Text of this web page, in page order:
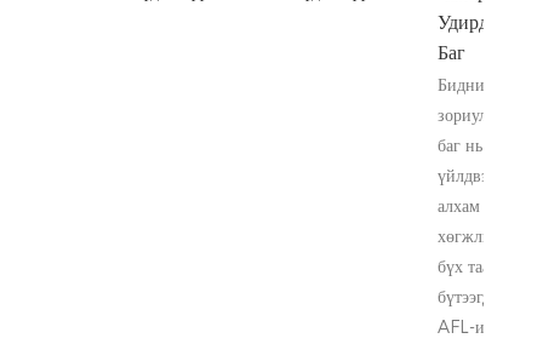
Удирдлагын
Баг
Бидний
зориулалттай
баг нь
алхам тутамд
хөгжлийн
бүх тааз,
AFL-ийн